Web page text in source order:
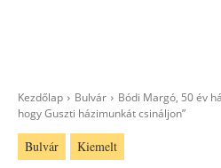
Kezdőlap Bulvár
Bódi Margó, 50 év
hogy Guszti házimunkát csináljon”
Bulvár Kiemelt